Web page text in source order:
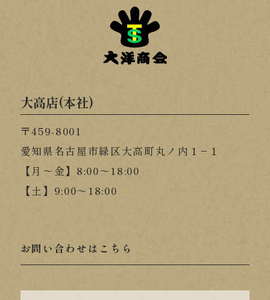
大高店(本社)
〒459-8001
愛知県名古屋市緑区大高町丸ノ内１−１
【月～金】8:00～18:00
【土】9:00～18:00
お問い合わせはこちら